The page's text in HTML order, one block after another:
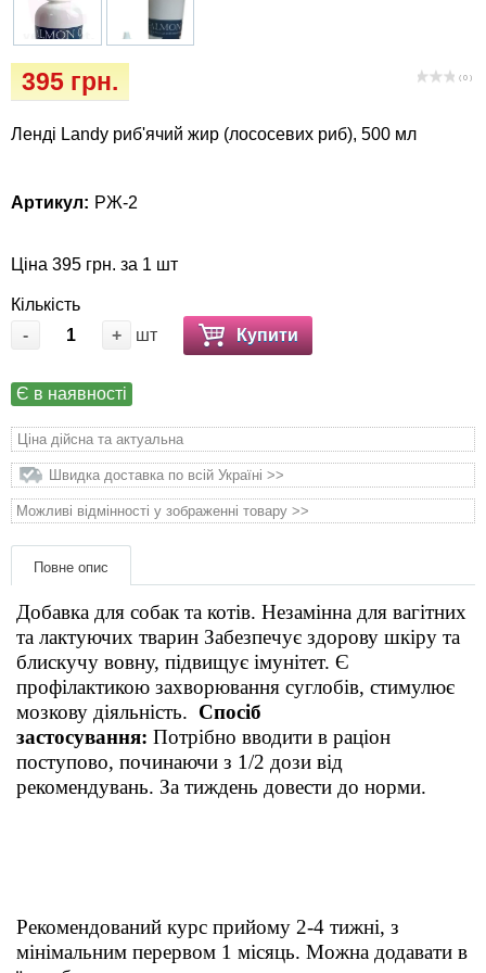
( 0 )
395 грн.
Ленді Landy риб'ячий жир (лососевих риб), 500 мл
Артикул: РЖ-2
Ціна 395 грн. за 1 шт
Кількість
-
+ шт Купити
Є в наявності
Ціна дійсна та актуальна
Швидка доставка по всій Україні >>
Можливі відмінності у зображенні товару >>
Повне опис
Добавка для собак та котів. Незамінна для вагітних
та лактуючих тварин Забезпечує здорову шкіру та
блискучу вовну, підвищує імунітет. Є
профілактикою захворювання суглобів, стимулює
мозкову діяльність. Спосіб
застосування: Потрібно вводити в раціон
поступово, починаючи з 1/2 дози від
рекомендувань. За тиждень довести до норми.
Рекомендований курс прийому 2-4 тижні, з
мінімальним перервом 1 місяць. Можна додавати в
Vet Diet Canine Wet - ветеринарные диеты
для собак
килимки
Миски, автогодівниці, поілки
Перенесення, сумки, клітини
Післяопераційні засоби та витратні
матеріали
Подарункові сертифікати
Товари для голубів
Товари для гризунів
Товари для коней
Товари для людей
Хозряд - господарчі товари оптом
Популярні зоотоварі